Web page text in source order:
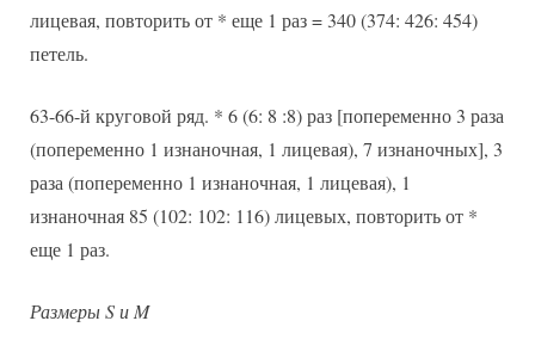
лицевая, повторить от * еще 1 раз = 340 (374: 426: 454)
петель.
63-66-й круговой ряд. * 6 (6: 8 :8) раз [попеременно 3 раза
(попеременно 1 изнаночная, 1 лицевая), 7 изнаночных], 3
раза (попеременно 1 изнаночная, 1 лицевая), 1
изнаночная 85 (102: 102: 116) лицевых, повторить от *
еще 1 раз.
Размеры S и M